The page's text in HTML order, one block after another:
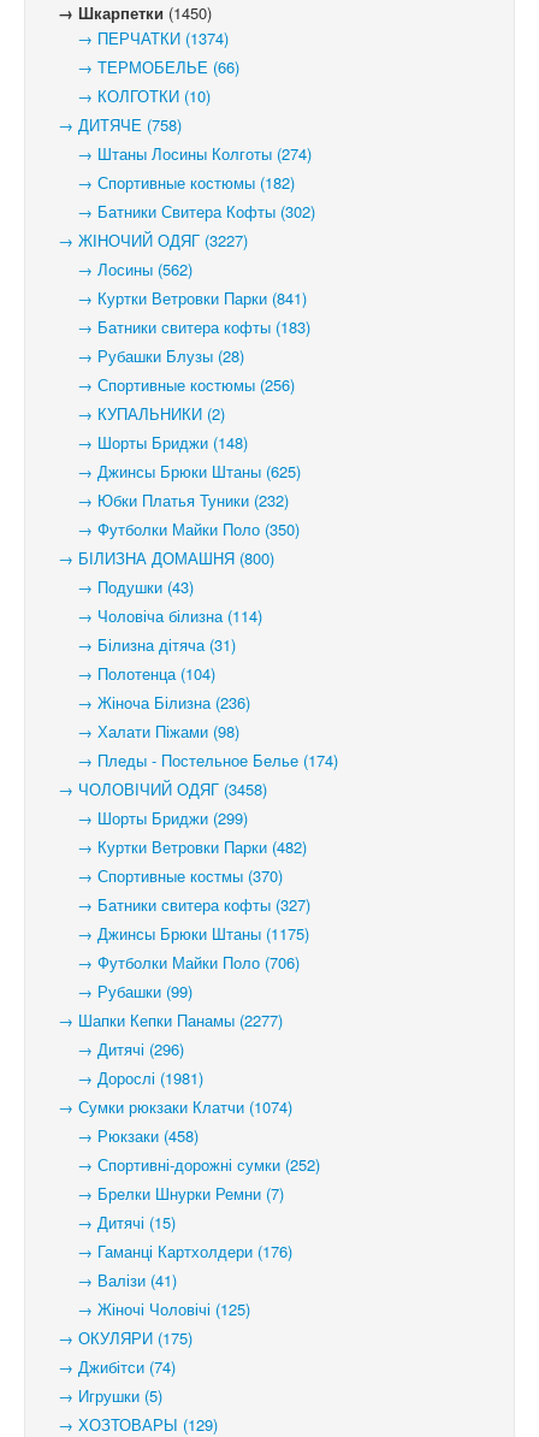
→ Шкарпетки (1450)
→ ПЕРЧАТКИ (1374)
→ ТЕРМОБЕЛЬЕ (66)
→ КОЛГОТКИ (10)
→ ДИТЯЧЕ (758)
→ Штаны Лосины Колготы (274)
→ Спортивные костюмы (182)
→ Батники Свитера Кофты (302)
→ ЖІНОЧИЙ ОДЯГ (3227)
→ Лосины (562)
→ Куртки Ветровки Парки (841)
→ Батники свитера кофты (183)
→ Рубашки Блузы (28)
→ Спортивные костюмы (256)
→ КУПАЛЬНИКИ (2)
→ Шорты Бриджи (148)
→ Джинсы Брюки Штаны (625)
→ Юбки Платья Туники (232)
→ Футболки Майки Поло (350)
→ БІЛИЗНА ДОМАШНЯ (800)
→ Подушки (43)
→ Чоловіча білизна (114)
→ Білизна дітяча (31)
→ Полотенца (104)
→ Жіноча Білизна (236)
→ Халати Піжами (98)
→ Пледы - Постельное Белье (174)
→ ЧОЛОВІЧИЙ ОДЯГ (3458)
→ Шорты Бриджи (299)
→ Куртки Ветровки Парки (482)
→ Спортивные костмы (370)
→ Батники свитера кофты (327)
→ Джинсы Брюки Штаны (1175)
→ Футболки Майки Поло (706)
→ Рубашки (99)
→ Шапки Кепки Панамы (2277)
→ Дитячі (296)
→ Дорослі (1981)
→ Сумки рюкзаки Клатчи (1074)
→ Рюкзаки (458)
→ Спортивні-дорожні сумки (252)
→ Брелки Шнурки Ремни (7)
→ Дитячі (15)
→ Гаманці Картхолдери (176)
→ Валізи (41)
→ Жіночі Чоловічі (125)
→ ОКУЛЯРИ (175)
→ Джибітси (74)
→ Игрушки (5)
→ ХОЗТОВАРЫ (129)